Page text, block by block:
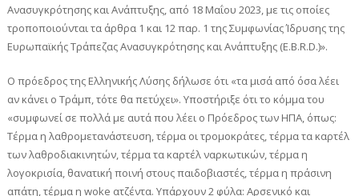
Ανασυγκρότησης και Ανάπτυξης, από 18 Μαΐου 2023, με τις οποίες
τροποποιούνται τα άρθρα 1 και 12 παρ. 1 της Συμφωνίας Ίδρυσης της
Ευρωπαϊκής Τράπεζας Ανασυγκρότησης και Ανάπτυξης (E.B.R.D.)».
Ο πρόεδρος της Ελληνικής Λύσης δήλωσε ότι «τα μισά από όσα λέει
αν κάνει ο Τράμπ, τότε θα πετύχει». Υποστήριξε ότι το κόμμα του
«συμφωνεί σε πολλά με αυτά που λέει ο Πρόεδρος των ΗΠΑ, όπως:
Τέρμα η λαθρομετανάστευση, τέρμα οι τρομοκράτες, τέρμα τα καρτέλ
των λαθροδιακινητών, τέρμα τα καρτέλ ναρκωτικών, τέρμα η
λογοκρισία, θανατική ποινή στους παιδοβιαστές, τέρμα η πράσινη
απάτη, τέρμα η woke ατζέντα. Υπάρχουν 2 φύλα: Αρσενικό και